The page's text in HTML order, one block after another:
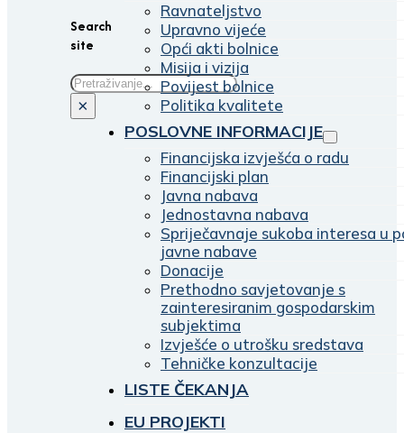
Search
site
Traži
×
Ravnateljstvo
Upravno vijeće
Opći akti bolnice
Misija i vizija
Povijest bolnice
Politika kvalitete
POSLOVNE INFORMACIJE
Financijska izvješća o radu
Financijski plan
Javna nabava
Jednostavna nabava
Spriječavnaje sukoba interesa u
javne nabave
Donacije
Prethodno savjetovanje s
zainteresiranim gospodarskim
subjektima
Izvješće o utrošku sredstava
Tehničke konzultacije
LISTE ČEKANJA
EU PROJEKTI